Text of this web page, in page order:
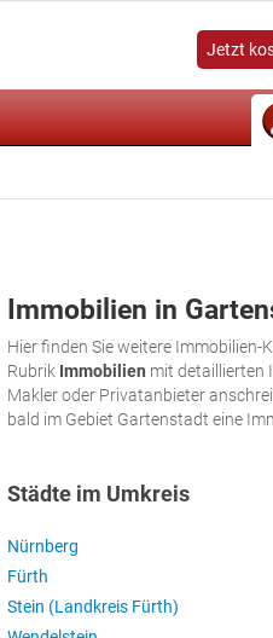
Jetzt
Immobilien in
Hier finden Sie weitere Immobilien-
Rubrik Immobilien mit detaillierten
Makler oder Privatanbieter
bald im Gebiet Gartenstadt eine
Städte im Umkreis
Nürnberg
Fürth
Stein (Landkreis Fürth)